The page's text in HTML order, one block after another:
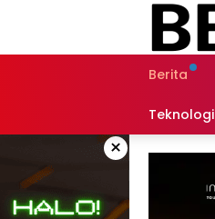
Berita
Teknologi
×